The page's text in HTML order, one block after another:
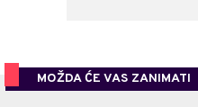
MOŽDA ĆE VAS ZANIMATI